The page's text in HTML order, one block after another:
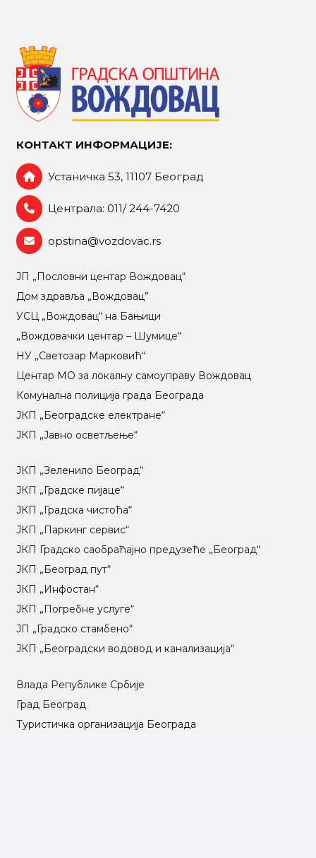
КОНТАКТ ИНФОРМАЦИЈЕ:
Устаничка 53, 11107 Београд
Централа: 011/ 244-7420
opstina@vozdovac.rs
ЈП „Пословни центар Вождовац“
Дом здравља „Вождовац”
УСЦ „Вождовац“ на Бањици
„Вождовачки центар – Шумице“
НУ „Светозар Марковић“
Центар МO за локалну самоуправу Вождовац
Комунална полиција града Београда
ЈКП „Београдске електране“
ЈКП „Јавно осветљење“
ЈКП „Зеленило Београд“
ЈКП „Градске пијаце“
ЈКП „Градска чистоћа“
ЈКП „Паркинг сервис“
ЈКП Градско саобраћајно предузеће „Београд“
ЈКП „Београд пут“
ЈКП „Инфостан“
ЈКП „Погребне услуге“
ЈП „Градско стамбено“
ЈКП „Београдски водовод и канализација“
Влада Републике Србије
Град Београд
Туристичка организација Београда